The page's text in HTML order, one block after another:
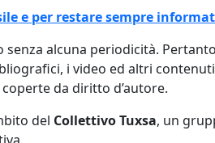
e per restare sempre
alcuna periodicità.
i video ed altri
da diritto d’autore.
del Collettivo Tuxsa, un